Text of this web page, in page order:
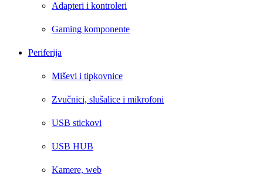
Adapteri i kontroleri
Gaming komponente
Periferija
Miševi i tipkovnice
Zvučnici, slušalice i mikrofoni
USB stickovi
USB HUB
Kamere, web